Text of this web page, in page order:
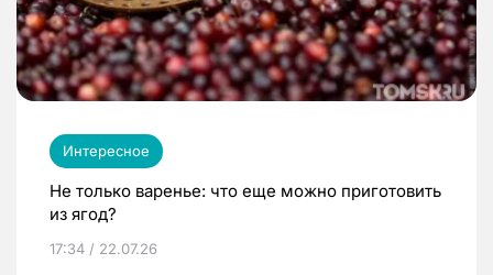
Интересное
Не только варенье: что еще можно приготовить
из ягод?
17:34 / 22.07.26